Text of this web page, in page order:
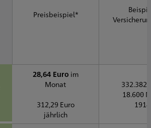
Preisbeispiel*
28,64 Euro im
Monat
312,29 Euro
jährlich
332.382
18.600
1914